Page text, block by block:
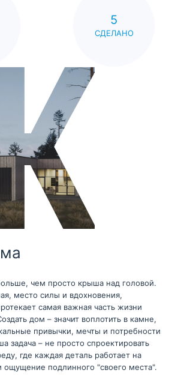
5
СДЕЛАНО
чем просто крыша над головой.
место силы и вдохновения,
самая важная часть жизни
дом – значит воплотить в камне,
привычки, мечты и потребности
задача – не просто спроектировать
где каждая деталь работает на
ощущение подлинного "своего места".